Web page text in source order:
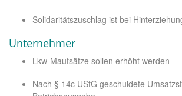
Solidaritätszuschlag ist bei
Unternehmer
Lkw-Mautsätze sollen erhöht werden
Nach § 14c UStG geschuldete